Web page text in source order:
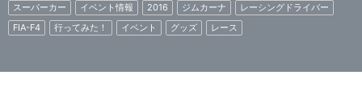
スーパーカー
イベント情報 2016 ジムカーナ
レーシングドライバー
FIA-F4
行ってみた！ イベント グッズ レース